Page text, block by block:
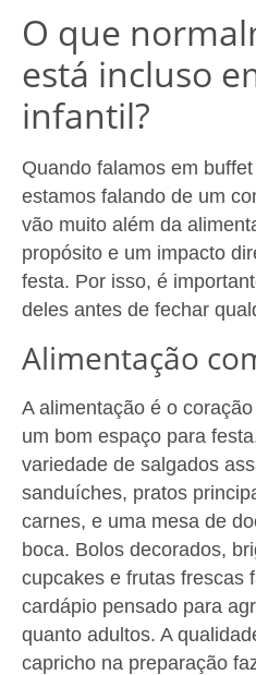
O que
está incluso
infantil?
Quando falamos em
estamos falando de um
vão muito além da
propósito e um impacto
festa. Por isso, é
deles antes de fechar
Alimentação
A alimentação é o
um bom espaço para
variedade de salgados
sanduíches, pratos
carnes, e uma mesa de
boca. Bolos decorados,
cupcakes e frutas frescas
cardápio pensado para
quanto adultos. A
capricho na preparação